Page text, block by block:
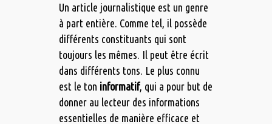
Un article journalistique est un genre
à part entière. Comme tel, il possède
différents constituants qui sont
toujours les mêmes. Il peut être écrit
dans différents tons. Le plus connu
est le ton informatif, qui a pour but de
donner au lecteur des informations
essentielles de manière efficace et